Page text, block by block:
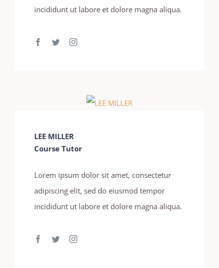
incididunt ut labore et dolore magna aliqua.
LEE MILLER
Course Tutor
Lorem ipsum dolor sit amet, consectetur
adipiscing elit, sed do eiusmod tempor
incididunt ut labore et dolore magna aliqua.